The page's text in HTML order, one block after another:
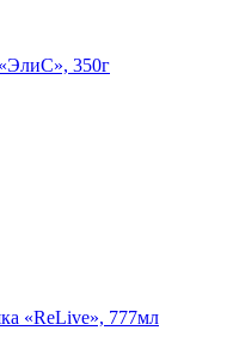
350г
«ReLive», 777мл